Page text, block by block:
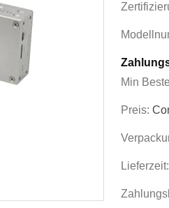
Min
Preis:
Lieferzeit: